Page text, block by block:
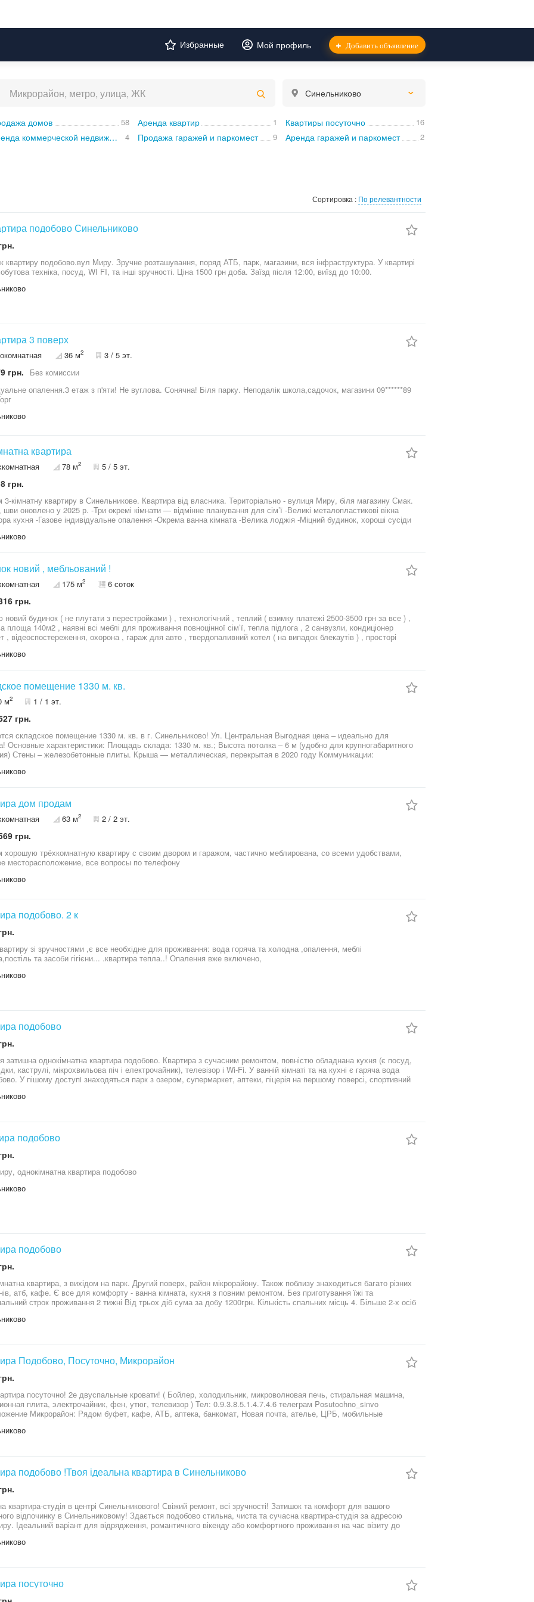
Избранные Мой профиль Добавить объявление
Синельниково
домов 58
Аренда коммерческой недвижимости 4
Аренда квартир 1
Продажа гаражей и паркомест 9
Квартиры посуточно 16
Аренда гаражей и паркомест 2
Сортировка : По релевантности
подобово Синельниково
квартиру подобово.вул Миру. Зручне розташування, поряд АТБ, парк, магазини, вся інфраструктура. У квартирі
техніка, посуд, WI FI, та інші зручності. Ціна 1500 грн доба. Заїзд після 12:00, виїзд до 10:00.
3 поверх
36 м2 3 / 5 эт.
грн.
Без комиссии
опалення.3 етаж з п'яти! Не вуглова. Сонячна! Біля парку. Неподалік школа,садочок, магазини 09******89
квартира
78 м2 5 / 5 эт.
грн.
кімнатну квартиру в Синельникове. Квартира від власника. Територіально - вулиця Миру, біля магазину Смак.
-Три окремі кімнати — відмінне планування для сім’ї -Великі металопластикові вікна
кухня -Газове індивідуальне опалення -Окрема ванна кімната -Велика лоджія -Міцний будинок, хороші сусіди
новий , мебльований !
175 м2 6 соток
грн.
будинок ( не плутати з перестройками ) , технологічний , теплий ( взимку платежі 2500-3500 грн за все ) ,
площа 140м2 , наявні всі меблі для проживання повноцінної сім’ї, тепла підлога , 2 санвузли, кондиціонер
, відеоспостереження, охорона , гараж для авто , твердопаливний котел ( на випадок блекаутів ) , просторі
дерева , 2 воріт можна заїхати автомобілем з двух вулиць , сучасні вікна , покрівля фірми Ruukki з
розташувань , нова асфальтова дорога, поряд школа , стадіон, ринок, мікрорайон, парк !
помещение 1330 м. кв.
м2 1 / 1 эт.
грн.
помещение 1330 м. кв. в г. Синельниково! Ул. Центральная Выгодная цена – идеально для
году Коммуникации:
- 1,12 га Прекрасное решение для складирования, производства или
дом продам
63 м2 2 / 2 эт.
грн.
хорошую трёхкомнатную квартиру с своим двором и гаражом, частично меблирована, со всеми удобствами,
месторасположение, все вопросы по телефону
Квартира подобово. 2 к
зі зручностями ,є все необхідне для проживання: вода горяча та холодна ,опалення, меблі
та засоби гігієни... .квартира тепла..! Опалення вже включено,
подобово
посуд,
каструлі, мікрохвильова піч і електрочайник), телевізор і Wi-Fi. У ванній кімнаті та на кухні є гаряча вода
піцерія на першому поверсі, спортивний
подобово
однокімнатна квартира подобово
подобово
з вихідом на парк. Другий поверх, район мікрорайону. Також поблизу знаходиться багато різних
атб, кафе. Є все для комфорту - ванна кімната, кухня з повним ремонтом. Без приготування їжі та
строк проживання 2 тижні Від трьох діб сума за добу 1200грн. Кількість спальних місць 4. Більше 2-х осіб
Квартира Подобово, Посуточно, Микрорайон
кровати! ( Бойлер, холодильник, микроволновая печь, стиральная машина,
плита, электрочайник, фен, утюг, телевизор ) Тел: 0.9.3.8.5.1.4.7.4.6 телеграм Posutochno_sinvo
Микрорайон: Рядом буфет, кафе, АТБ, аптека, банкомат, Новая почта, ателье, ЦРБ, мобильные
ремонт обуви, парикмахерская, строительный магазин и т. д
Квартира подобово !Твоя ідеальна квартира в Синельниково
студія в центрі Синельникового! Свіжий ремонт, всі зручності! Затишок та комфорт для вашого
в Синельниковому! Здається подобово стильна, чиста та сучасна квартира-студія за адресою
Ідеальний варіант для відрядження, романтичного вікенду або комфортного проживання на час візиту до
тони, сучасні меблі створюють атмосферу затишку. Ідеальна чистота: Ми гарантуємо бездоганну
їжі: варильна поверхня, мікрохвильова піч, електричний чайник, холодильник, посуд та столові прибори.
прийому їжі: Компактний та стильний обідній стіл з двома зручними стільцями. Санвузол: Чиста ванна
посуточно